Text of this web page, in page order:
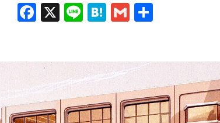
Facebook
X LineHatena
Gmail